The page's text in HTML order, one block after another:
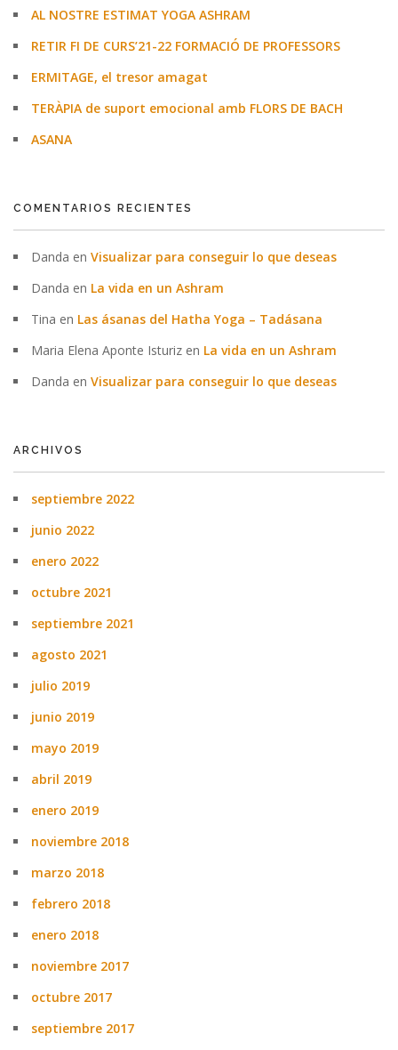
AL NOSTRE ESTIMAT YOGA ASHRAM
RETIR FI DE CURS’21-22 FORMACIÓ DE PROFESSORS
ERMITAGE, el tresor amagat
TERÀPIA de suport emocional amb FLORS DE BACH
ASANA
COMENTARIOS RECIENTES
Danda en Visualizar para conseguir lo que deseas
Danda en La vida en un Ashram
Tina en Las ásanas del Hatha Yoga – Tadásana
Maria Elena Aponte Isturiz en La vida en un Ashram
Danda en Visualizar para conseguir lo que deseas
ARCHIVOS
septiembre 2022
junio 2022
enero 2022
octubre 2021
septiembre 2021
agosto 2021
julio 2019
junio 2019
mayo 2019
abril 2019
enero 2019
noviembre 2018
marzo 2018
febrero 2018
enero 2018
noviembre 2017
octubre 2017
septiembre 2017